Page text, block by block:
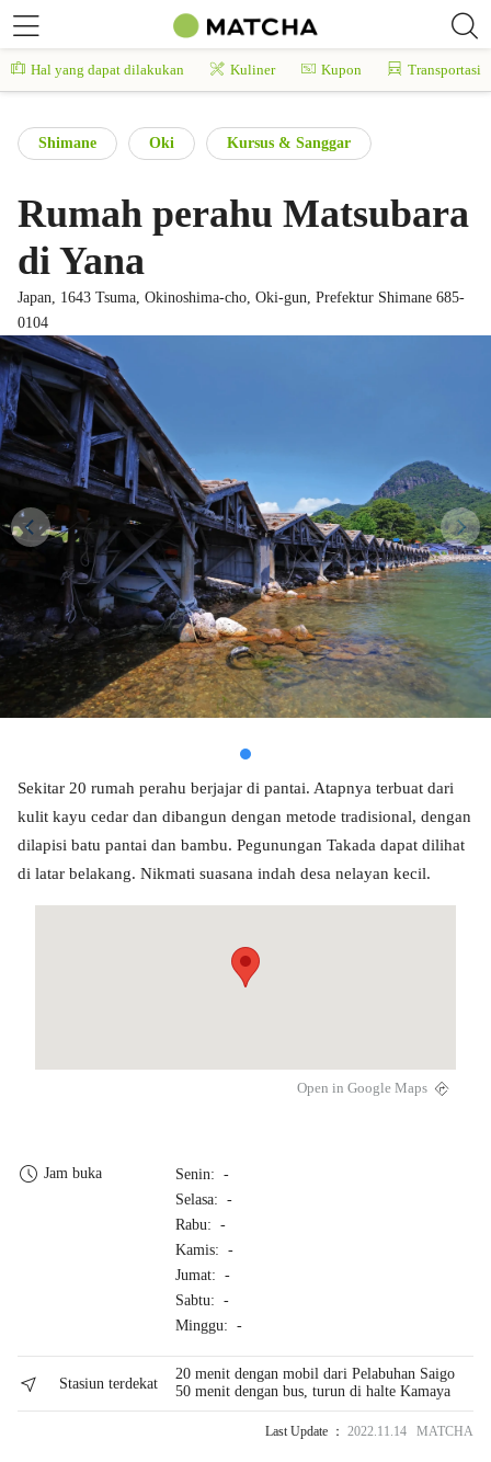
Hal yang dapat dilakukan Kuliner Kupon Transportasi
Shimane Oki Kursus & Sanggar
Rumah perahu Matsubara
di Yana
Japan, 1643 Tsuma, Okinoshima-cho, Oki-gun, Prefektur Shimane 685-
0104
Sekitar 20 rumah perahu berjajar di pantai. Atapnya terbuat dari
kulit kayu cedar dan dibangun dengan metode tradisional, dengan
dilapisi batu pantai dan bambu. Pegunungan Takada dapat dilihat
di latar belakang. Nikmati suasana indah desa nelayan kecil.
Open in Google Maps
Jam buka
Senin: -
Selasa: -
Rabu: -
Kamis: -
Jumat: -
Sabtu: -
Minggu: -
Stasiun terdekat
20 menit dengan mobil dari Pelabuhan Saigo
50 menit dengan bus, turun di halte Kamaya
Last Update ： 2022.11.14 MATCHA